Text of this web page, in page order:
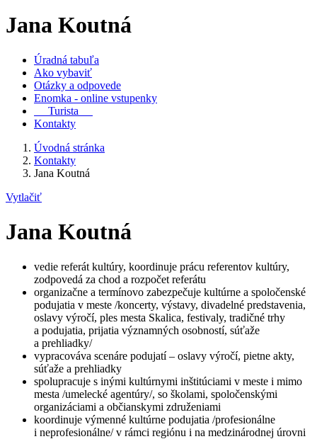
Jana Koutná
Úradná tabuľa
Ako vybaviť
Otázky a odpovede
Enomka - online vstupenky
Turista
Kontakty
Úvodná stránka
Kontakty
Jana Koutná
Vytlačiť
Jana Koutná
vedie referát kultúry, koordinuje prácu referentov kultúry,
zodpovedá za chod a rozpočet referátu
organizačne a termínovo zabezpečuje kultúrne a spoločenské
podujatia v meste /koncerty, výstavy, divadelné predstavenia,
oslavy výročí, ples mesta Skalica, festivaly, tradičné trhy
a podujatia, prijatia významných osobností, súťaže
a prehliadky/
vypracováva scenáre podujatí – oslavy výročí, pietne akty,
súťaže a prehliadky
spolupracuje s inými kultúrnymi inštitúciami v meste i mimo
mesta /umelecké agentúry/, so školami, spoločenskými
organizáciami a občianskymi združeniami
koordinuje výmenné kultúrne podujatia /profesionálne
i neprofesionálne/ v rámci regiónu i na medzinárodnej úrovni